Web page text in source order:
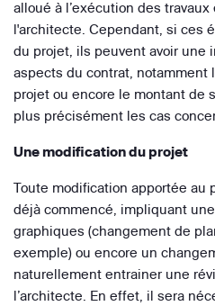
alloué à l’exécution des
l'architecte. Cependant, si ces
du projet, ils peuvent avoir une
aspects du contrat,
projet ou encore le montant de
plus précisément les cas
Une modification du projet
Toute modification apportée
déjà commencé, impliquant
graphiques (changement de
exemple) ou encore un
naturellement entrainer une
l’architecte. En effet, il sera